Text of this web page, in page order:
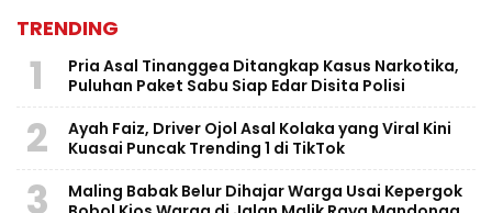
TRENDING
1
Pria Asal Tinanggea Ditangkap Kasus Narkotika,
Puluhan Paket Sabu Siap Edar Disita Polisi
2
Ayah Faiz, Driver Ojol Asal Kolaka yang Viral Kini
Kuasai Puncak Trending 1 di TikTok
3
Maling Babak Belur Dihajar Warga Usai Kepergok